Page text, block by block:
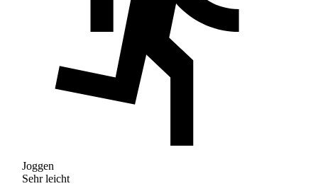
Joggen
Sehr leicht